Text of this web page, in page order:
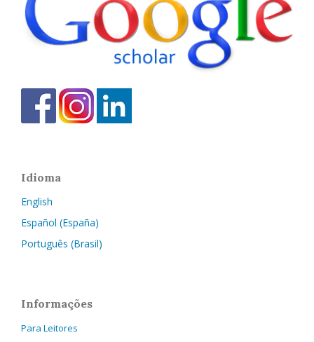
Idioma
English
Español (España)
Português (Brasil)
Informações
Para Leitores